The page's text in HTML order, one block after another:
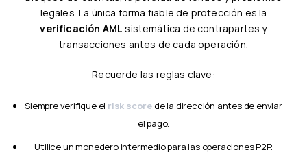
legales. La única forma fiable de protección es la
verificación AML sistemática de contrapartes y
transacciones antes de cada operación.
Recuerde las reglas clave:
Siempre verifique el risk score de la dirección antes de enviar
el pago.
Utilice un monedero intermedio para las operaciones P2P.